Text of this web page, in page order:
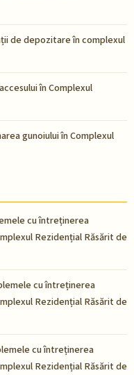
de depozitare în complexul
în Complexul
gunoiului în Complexul
cu întreținerea
Rezidențial Răsărit de
cu întreținerea
Rezidențial Răsărit de
cu întreținerea
Rezidențial Răsărit de